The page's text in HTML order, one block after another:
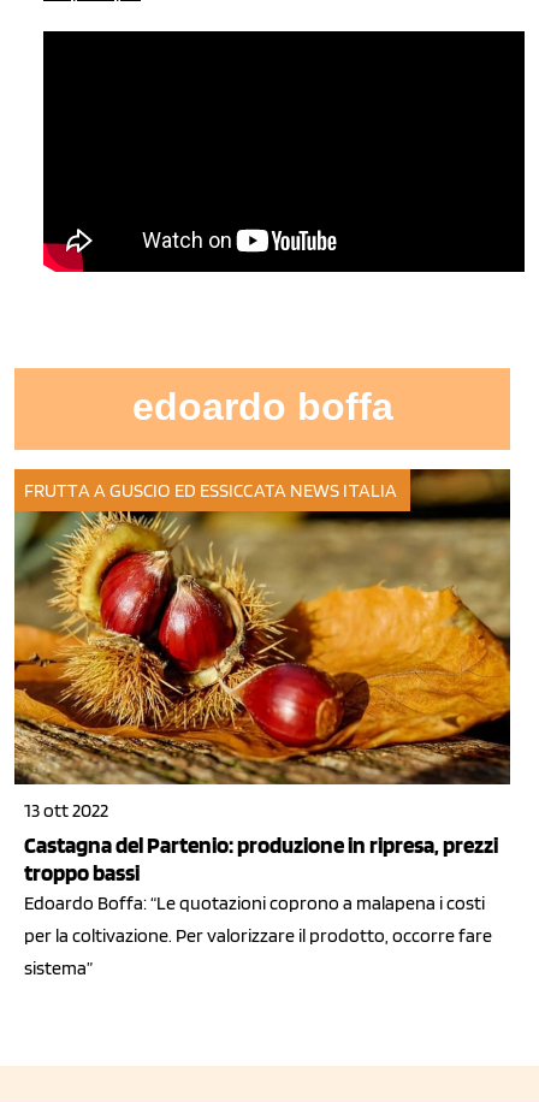
edoardo boffa
FRUTTA A GUSCIO ED ESSICCATA NEWS ITALIA
13 ott 2022
Castagna del Partenio: produzione in ripresa, prezzi
troppo bassi
Edoardo Boffa: “Le quotazioni coprono a malapena i costi
per la coltivazione. Per valorizzare il prodotto, occorre fare
sistema”